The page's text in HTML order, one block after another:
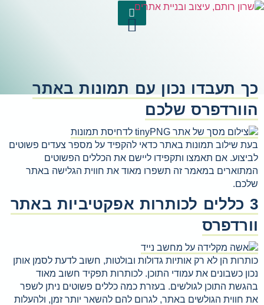
כך תעבדו נכון עם תמונות באתר
הוורדפרס שלכם
בעת שילוב תמונות באתר כדאי להקפיד על מספר צעדים פשוטים
לביצוע. אם תאמצו ותקפידו ליישם את הכללים הפשוטים
המתוארים במאמר זה תשפרו מאוד את חווית הגלישה באתר
שלכם.
3 כללים לכותרות אפקטיביות באתר
וורדפרס
כותרות הן לא רק אותיות גדולות ובולטות, חשוב לדעת לסמן אותן
נכון כשבונים את עמודי התוכן. לכותרות תפקיד חשוב מאוד
בהגשת התוכן לגולשים. בעזרת כמה כללים פשוטים ניתן לשפר
את חווית הגולשים באתר, לגרום להם להשאר יותר זמן, ולהעלות